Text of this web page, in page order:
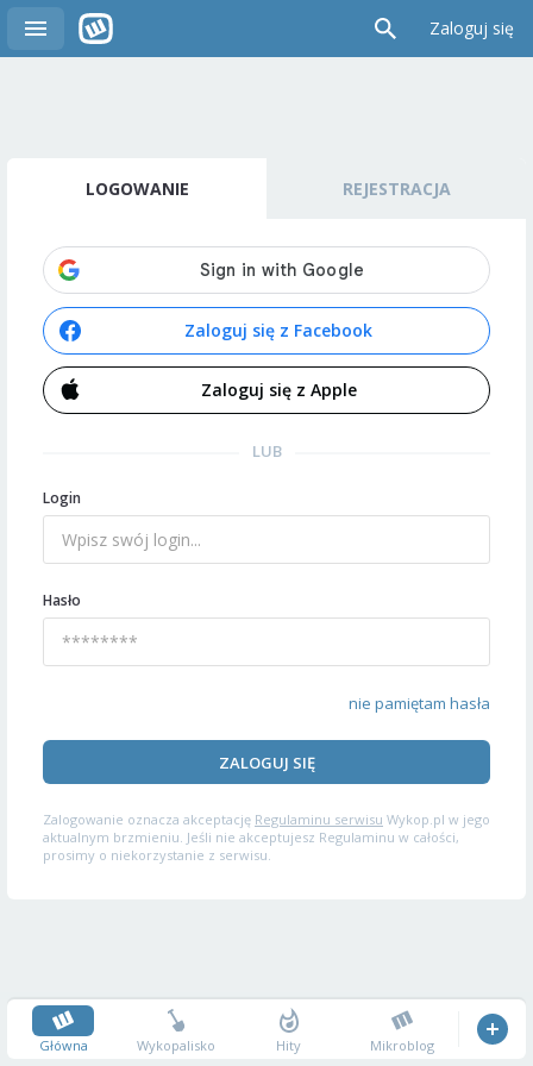
Zaloguj się
LOGOWANIE REJESTRACJA
Zaloguj się z Facebook
Zaloguj się z Apple
LUB
Login
Hasło
nie pamiętam hasła
ZALOGUJ SIĘ
Zalogowanie oznacza akceptację Regulaminu serwisu Wykop.pl w jego
aktualnym brzmieniu. Jeśli nie akceptujesz Regulaminu w całości,
prosimy o niekorzystanie z serwisu.
Główna Wykopalisko Hity Mikroblog